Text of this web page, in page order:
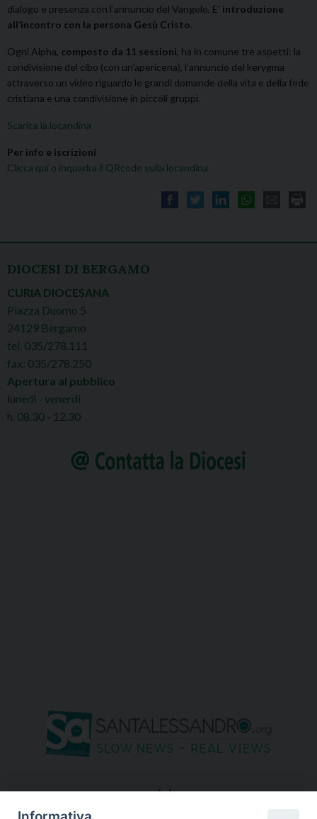
dialogo e presenza con l’annuncio del Vangelo. E’ introduzione
all’incontro con la persona Gesù Cristo.
Ogni Alpha, composto da 11 sessioni , ha in comune tre aspetti: la
condivisione del cibo (con un’apericena), l’annuncio del kerygma
attraverso un video riguardo le grandi domande della vita e della fede
cristiana e una condivisione in piccoli gruppi.
Scarica la locandina
Per info e iscrizioni
Clicca qui o inquadra il QRcode sulla locandina
DIOCESI DI BERGAMO
CURIA DIOCESANA
Piazza Duomo 5
24129 Bergamo
tel. 035/278.111
fax: 035/278.250
Apertura al pubblico
lunedì - venerdì
h. 08.30 - 12.30
seguici su